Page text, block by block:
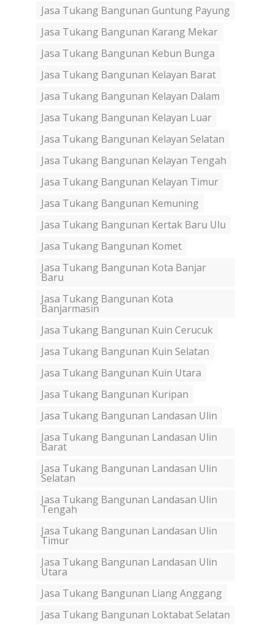
Jasa Tukang Bangunan Guntung Payung
Jasa Tukang Bangunan Karang Mekar
Jasa Tukang Bangunan Kebun Bunga
Jasa Tukang Bangunan Kelayan Barat
Jasa Tukang Bangunan Kelayan Dalam
Jasa Tukang Bangunan Kelayan Luar
Jasa Tukang Bangunan Kelayan Selatan
Jasa Tukang Bangunan Kelayan Tengah
Jasa Tukang Bangunan Kelayan Timur
Jasa Tukang Bangunan Kemuning
Jasa Tukang Bangunan Kertak Baru Ulu
Jasa Tukang Bangunan Komet
Jasa Tukang Bangunan Kota Banjar
Baru
Jasa Tukang Bangunan Kota
Banjarmasin
Jasa Tukang Bangunan Kuin Cerucuk
Jasa Tukang Bangunan Kuin Selatan
Jasa Tukang Bangunan Kuin Utara
Jasa Tukang Bangunan Kuripan
Jasa Tukang Bangunan Landasan Ulin
Jasa Tukang Bangunan Landasan Ulin
Barat
Jasa Tukang Bangunan Landasan Ulin
Selatan
Jasa Tukang Bangunan Landasan Ulin
Tengah
Jasa Tukang Bangunan Landasan Ulin
Timur
Jasa Tukang Bangunan Landasan Ulin
Utara
Jasa Tukang Bangunan Liang Anggang
Jasa Tukang Bangunan Loktabat Selatan